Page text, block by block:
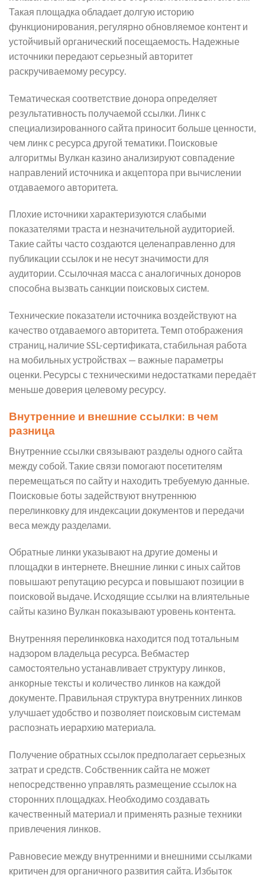
Такая площадка обладает долгую историю
функционирования, регулярно обновляемое контент и
устойчивый органический посещаемость. Надежные
источники передают серьезный авторитет
раскручиваемому ресурсу.
Тематическая соответствие донора определяет
результативность получаемой ссылки. Линк с
специализированного сайта приносит больше ценности,
чем линк с ресурса другой тематики. Поисковые
алгоритмы Вулкан казино анализируют совпадение
направлений источника и акцептора при вычислении
отдаваемого авторитета.
Плохие источники характеризуются слабыми
показателями траста и незначительной аудиторией.
Такие сайты часто создаются целенаправленно для
публикации ссылок и не несут значимости для
аудитории. Ссылочная масса с аналогичных доноров
способна вызвать санкции поисковых систем.
Технические показатели источника воздействуют на
качество отдаваемого авторитета. Темп отображения
страниц, наличие SSL-сертификата, стабильная работа
на мобильных устройствах — важные параметры
оценки. Ресурсы с техническими недостатками передаёт
меньше доверия целевому ресурсу.
Внутренние и внешние ссылки: в чем
разница
Внутренние ссылки связывают разделы одного сайта
между собой. Такие связи помогают посетителям
перемещаться по сайту и находить требуемую данные.
Поисковые боты задействуют внутреннюю
перелинковку для индексации документов и передачи
веса между разделами.
Обратные линки указывают на другие домены и
площадки в интернете. Внешние линки с иных сайтов
повышают репутацию ресурса и повышают позиции в
поисковой выдаче. Исходящие ссылки на влиятельные
сайты казино Вулкан показывают уровень контента.
Внутренняя перелинковка находится под тотальным
надзором владельца ресурса. Вебмастер
самостоятельно устанавливает структуру линков,
анкорные тексты и количество линков на каждой
документе. Правильная структура внутренних линков
улучшает удобство и позволяет поисковым системам
распознать иерархию материала.
Получение обратных ссылок предполагает серьезных
затрат и средств. Собственник сайта не может
непосредственно управлять размещение ссылок на
сторонних площадках. Необходимо создавать
качественный материал и применять разные техники
привлечения линков.
Равновесие между внутренними и внешними ссылками
критичен для органичного развития сайта. Избыток